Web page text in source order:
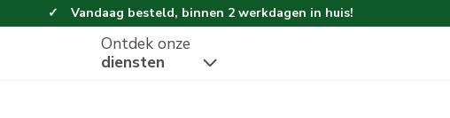
Vandaag besteld, binnen 2 werkdagen in huis!
Ontdek onze
diensten